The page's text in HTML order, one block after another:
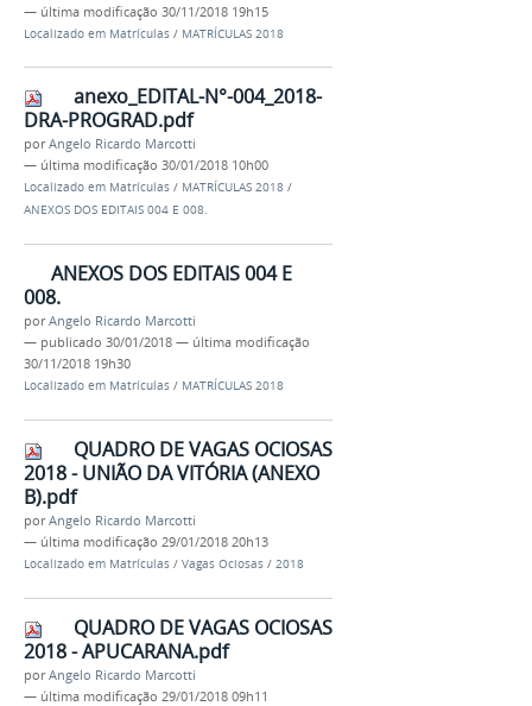
— última modificação 30/11/2018 19h15
Localizado em Matrículas / MATRÍCULAS 2018
anexo_EDITAL-N°-004_2018-
DRA-PROGRAD.pdf
porAngelo Ricardo Marcotti
— última modificação 30/01/2018 10h00
Localizado em Matrículas / MATRÍCULAS 2018 /
ANEXOS DOS EDITAIS 004 E 008.
ANEXOS DOS EDITAIS 004 E
008.
porAngelo Ricardo Marcotti
— publicado 30/01/2018 — última modificação
30/11/2018 19h30
Localizado em Matrículas / MATRÍCULAS 2018
QUADRO DE VAGAS OCIOSAS
2018 - UNIÃO DA VITÓRIA (ANEXO
B).pdf
porAngelo Ricardo Marcotti
— última modificação 29/01/2018 20h13
Localizado em Matrículas / Vagas Ociosas / 2018
QUADRO DE VAGAS OCIOSAS
2018 - APUCARANA.pdf
porAngelo Ricardo Marcotti
— última modificação 29/01/2018 09h11